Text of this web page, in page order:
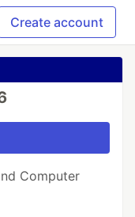
Create account
Computer